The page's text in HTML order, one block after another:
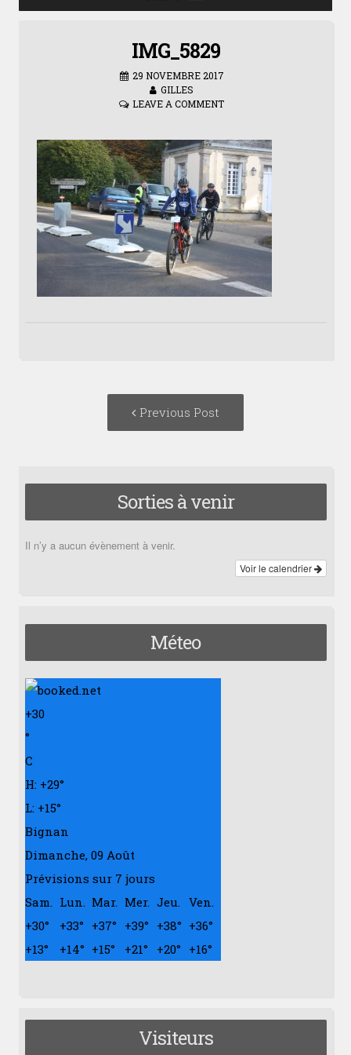
IMG_5829
29 NOVEMBRE 2017
GILLES
LEAVE A COMMENT
Previous Post
Sorties à venir
Il n’y a aucun évènement à venir.
Voir le calendrier
Méteo
+30
°
C
H: +29°
L: +15°
Bignan
Dimanche, 09 Août
Prévisions sur 7 jours
Sam. Lun. Mar. Mer. Jeu. Ven.
+30° +33° +37° +39° +38° +36°
+13° +14° +15° +21° +20° +16°
Visiteurs